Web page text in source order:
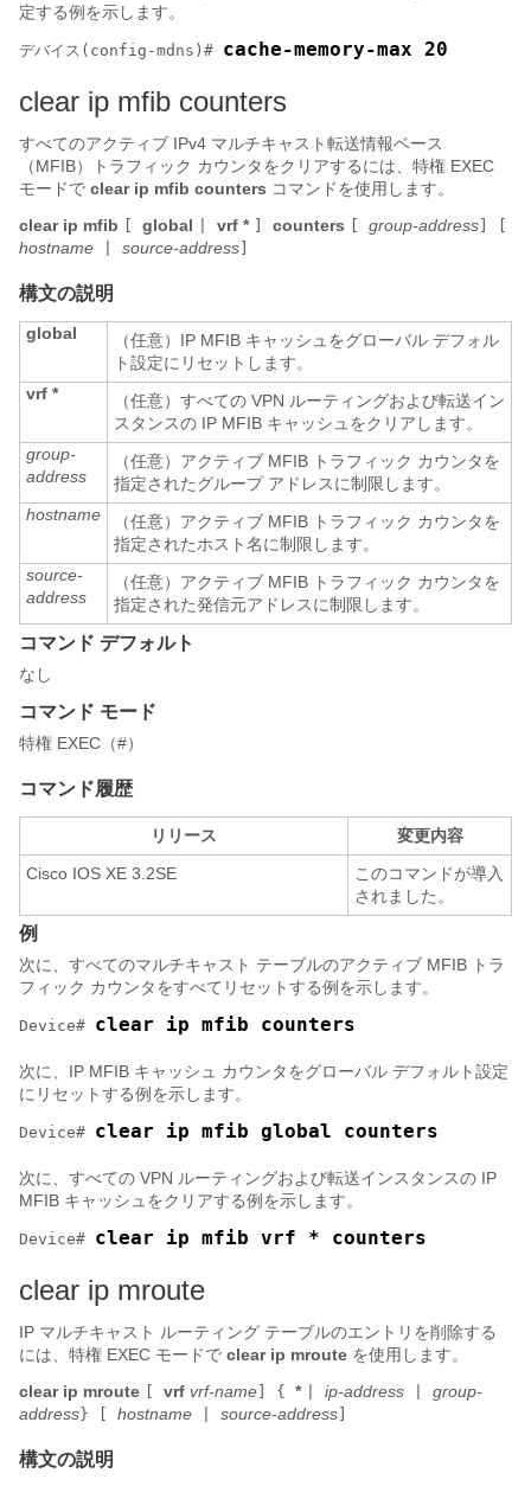
定する例を示します。
デバイス (config-mdns)# cache-memory-max 20
clear ip mfib counters
すべてのアクティブ IPv4 マルチキャスト転送情報ベース
（MFIB）トラフィック カウンタをクリアするには、特権 EXEC
モードで clear ip mfib counters コマンドを使用します。
clear ip mfib
global vrf * counters group-address
hostname source-address
構文の説明
global
（任意）IP MFIB キャッシュをグローバル デフォル
ト設定にリセットします。
vrf *
（任意）すべての VPN ルーティングおよび転送イン
スタンスの IP MFIB キャッシュをクリアします。
group-
address
（任意）アクティブ MFIB トラフィック カウンタを
指定されたグループ アドレスに制限します。
hostname
（任意）アクティブ MFIB トラフィック カウンタを
指定されたホスト名に制限します。
source-
address
（任意）アクティブ MFIB トラフィック カウンタを
指定された発信元アドレスに制限します。
コマンド デフォルト
なし
コマンド モード
特権 EXEC（#）
コマンド履歴
リリース
変更内容
Cisco IOS XE 3.2SE
このコマンドが導入
されました。
例
次に、すべてのマルチキャスト テーブルのアクティブ MFIB トラ
フィック カウンタをすべてリセットする例を示します。
Device# clear ip mfib counters
次に、IP MFIB キャッシュ カウンタをグローバル デフォルト設定
にリセットする例を示します。
Device#
次に、すべての VPN ルーティングおよび転送インスタンスの IP
MFIB キャッシュをクリアする例を示します。
Device# clear ip mfib vrf * counters
clear ip mroute
IP マルチキャスト ルーティング テーブルのエントリを削除する
には、特権 EXEC モードで clear ip mroute を使用します。
clear ip mroute vrf vrf-name { * ip-address
group-
address } hostname source-address
構文の説明